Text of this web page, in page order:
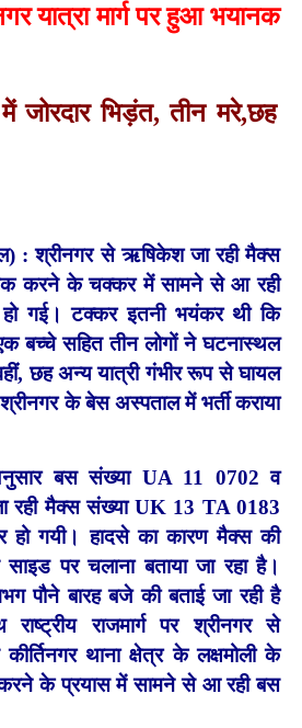
यात्रा मार्ग पर हुआ भयानक
भिड़ंत, तीन मरे,छह
: श्रीनगर से ऋषिकेश जा रही मैक्स
करने के चक्कर में सामने से आ रही
गई। टक्कर इतनी भयंकर थी कि
बच्चे सहित तीन लोगों ने घटनास्थल
छह अन्य यात्री गंभीर रूप से घायल
के बेस अस्पताल में भर्ती कराया
बस संख्या UA 11 0702 व
रही मैक्स संख्या UK 13 TA 0183
गयी। हादसे का कारण मैक्स की
पर चलाना बताया जा रहा है।
पौने बारह बजे की बताई जा रही है
राजमार्ग पर श्रीनगर से
थाना क्षेत्र के लक्षमोली के
के प्रयास में सामने से आ रही बस